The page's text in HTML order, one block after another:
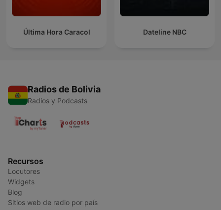
Última Hora Caracol Dateline NBC
Radios de Bolivia
Radios y Podcasts
Recursos
Locutores
Widgets
Blog
Sitios web de radio por país